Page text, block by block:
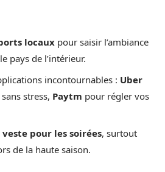
locaux pour saisir l’ambiance
pays de l’intérieur.
incontournables : Uber
stress, Paytm pour régler vos
veste pour les soirées, surtout
de la haute saison.